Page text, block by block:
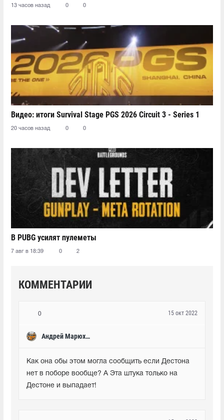
13 часов назад 0 0
Видео: итоги Survival Stage PGS 2026 Circuit 3 - Series 1
20 часов назад 0 0
В PUBG усилят пулеметы
7 авг в 18:39 0 2
КОММЕНТАРИИ
0
Андрей Марюхин
15 окт 2022
Как она обы этом могла сообщить если Дестона
нет в поборе вообще? А Эта штука только на
Дестоне и выпадает!